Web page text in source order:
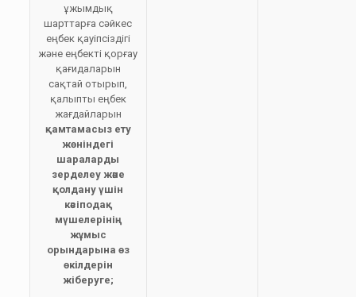
ұжымдық
шарттарға сәйкес
еңбек қауіпсіздігі
және еңбекті қорғау
қағидаларын
сақтай отырып,
қалыпты еңбек
жағдайларын
қамтамасыз ету
жөніндегі
шараларды
зерделеу және
қолдану үшін
кәсіподақ
мүшелерінің
жұмыс
орындарына өз
өкілдерін
жіберуге;